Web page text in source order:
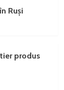
Ruși
produs